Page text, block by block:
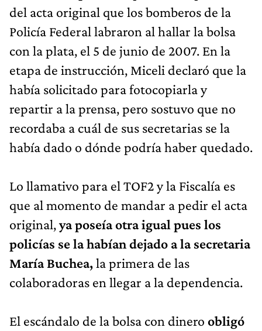
del acta original que los bomberos de la
Policía Federal labraron al hallar la bolsa
con la plata, el 5 de junio de 2007. En la
etapa de instrucción, Miceli declaró que la
había solicitado para fotocopiarla y
repartir a la prensa, pero sostuvo que no
recordaba a cuál de sus secretarias se la
había dado o dónde podría haber quedado.
Lo llamativo para el TOF2 y la Fiscalía es
que al momento de mandar a pedir el acta
original,ya poseía otra igual pues los
policías se la habían dejado a la secretaria
María Buchea,la primera de las
colaboradoras en llegar a la dependencia.
El escándalo de la bolsa con dinero obligó